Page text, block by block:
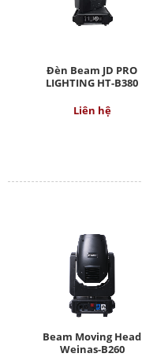
Đèn Beam JD PRO
LIGHTING HT-B380
Liên hệ
Beam Moving Head
Weinas-B260